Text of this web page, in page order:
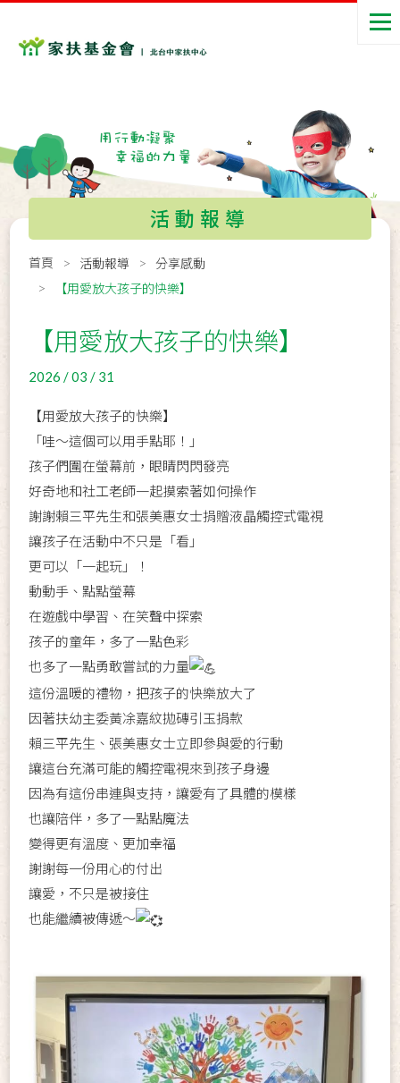
活動報導
首頁 活動報導
分享感動
【用愛放大孩子的快樂】
【用愛放大孩子的快樂】
2026 / 03 / 31
【用愛放大孩子的快樂】
「哇～這個可以用手點耶！」
孩子們圍在螢幕前，眼睛閃閃發亮
好奇地和社工老師一起摸索著如何操作
謝謝賴三平先生和張美惠女士捐贈液晶觸控式電視
讓孩子在活動中不只是「看」
更可以「一起玩」！
動動手、點點螢幕
在遊戲中學習、在笑聲中探索
孩子的童年，多了一點色彩
也多了一點勇敢嘗試的力量
這份溫暖的禮物，把孩子的快樂放大了
因著扶幼主委黃凃嘉紋拋磚引玉捐款
賴三平先生、張美惠女士立即參與愛的行動
讓這台充滿可能的觸控電視來到孩子身邊
因為有這份串連與支持，讓愛有了具體的模樣
也讓陪伴，多了一點點魔法
變得更有溫度、更加幸福
謝謝每一份用心的付出
讓愛，不只是被接住
也能繼續被傳遞～